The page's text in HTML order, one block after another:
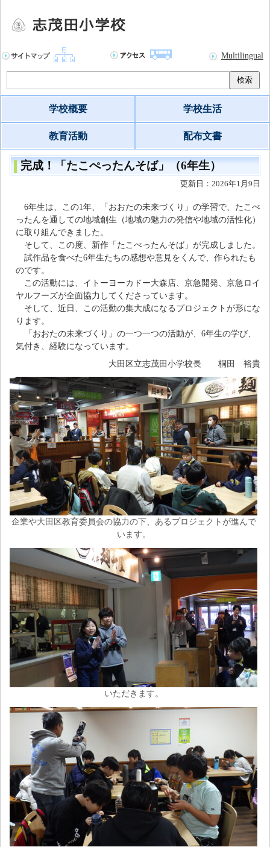
Multilingual
検索
学校概要 学校生活
教育活動 配布文書
完成！「たこぺったんそば」（6年生）
更新日：2026年1月9日
6年生は、この1年、「おおたの未来づくり」の学習で、たこぺ
ったんを通しての地域創生（地域の魅力の発信や地域の活性化）
に取り組んできました。
そして、この度、新作「たこぺったんそば」が完成しました。
試作品を食べた6年生たちの感想や意見をくんで、作られたも
のです。
この活動には、イトーヨーカドー大森店、京急開発、京急ロイ
ヤルフーズが全面協力してくださっています。
そして、近日、この活動の集大成になるプロジェクトが形にな
ります。
「おおたの未来づくり」の一つ一つの活動が、6年生の学び、
気付き、経験になっています。
大田区立志茂田小学校長 桐田 裕貴
企業や大田区教育委員会の協力の下、あるプロジェクトが進んで
います。
いただきます。